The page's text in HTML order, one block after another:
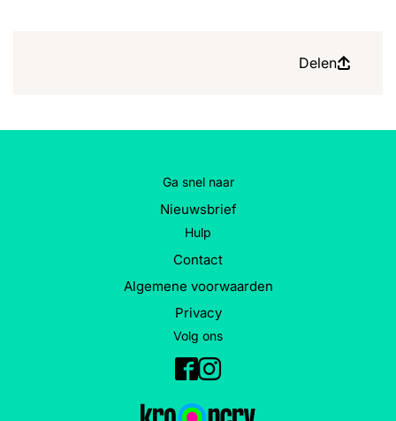
Delen
Ga snel naar
Nieuwsbrief
Hulp
Contact
Algemene voorwaarden
Privacy
Volg ons
Facebook
Instagram